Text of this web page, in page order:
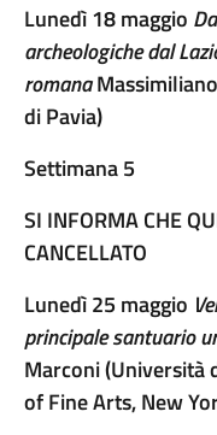
Lunedì 18 maggio
archeologiche dal
romana
di Pavia)
Settimana 5
SI INFORMA CHE
CANCELLATO
Lunedì 25 maggio
principale santuario
Marconi (Università
of Fine Arts, New